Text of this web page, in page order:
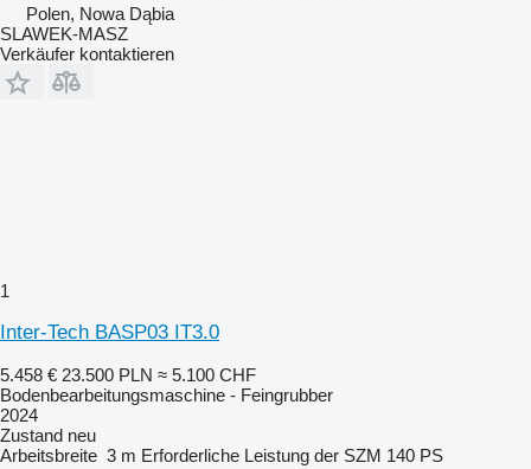
Polen, Nowa Dąbia
SLAWEK-MASZ
Verkäufer kontaktieren
1
Inter-Tech BASP03 IT3.0
5.458 € 23.500 PLN ≈ 5.100 CHF
Bodenbearbeitungsmaschine - Feingrubber
2024
Zustand neu
Arbeitsbreite 3 m Erforderliche Leistung der SZM 140 PS